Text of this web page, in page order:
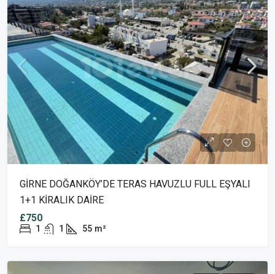
GİRNE DOĞANKÖY’DE TERAS HAVUZLU FULL EŞYALI
1+1 KİRALIK DAİRE
£750
1 1 55 m²